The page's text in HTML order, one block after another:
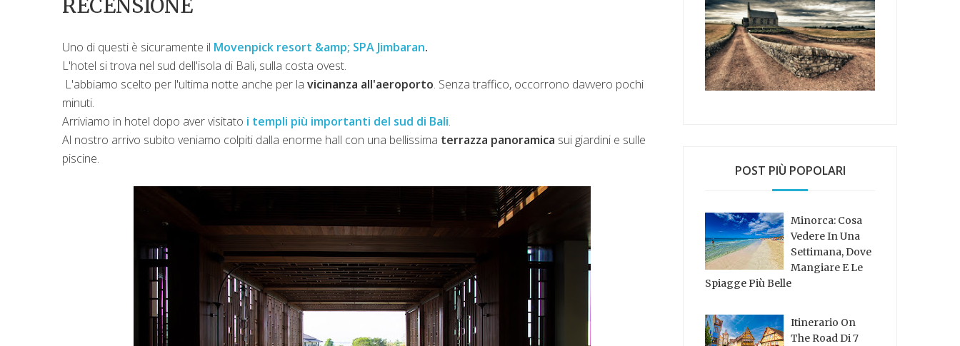
RECENSIONE
Uno di questi è sicuramente il Movenpick resort &amp; SPA Jimbaran.
L'hotel si trova nel sud dell'isola di Bali, sulla costa ovest.
L'abbiamo scelto per l'ultima notte anche per la vicinanza all'aeroporto. Senza traffico, occorrono davvero pochi
minuti.
Arriviamo in hotel dopo aver visitato i templi più importanti del sud di Bali.
Al nostro arrivo subito veniamo colpiti dalla enorme hall con una bellissima terrazza panoramica sui giardini e sulle
piscine.
POST PIÙ POPOLARI
Minorca: Cosa
Vedere In Una
Settimana, Dove
Mangiare E Le
Spiagge Più Belle
Itinerario On
The Road Di 7